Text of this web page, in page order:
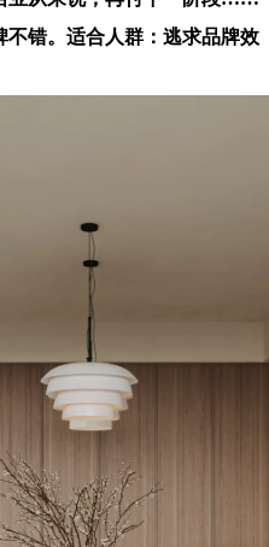
不错。适合人群：逃求品牌效